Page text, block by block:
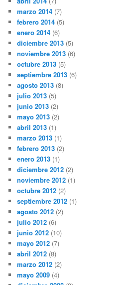
marzo 2014 (7)
febrero 2014 (5)
enero 2014 (6)
diciembre 2013 (5)
noviembre 2013 (6)
octubre 2013 (5)
septiembre 2013 (6)
agosto 2013 (8)
julio 2013 (5)
junio 2013 (2)
mayo 2013 (2)
abril 2013 (1)
marzo 2013 (1)
febrero 2013 (2)
enero 2013 (1)
diciembre 2012 (2)
noviembre 2012 (1)
octubre 2012 (2)
septiembre 2012 (1)
agosto 2012 (2)
julio 2012 (6)
junio 2012 (10)
mayo 2012 (7)
abril 2012 (8)
marzo 2012 (2)
mayo 2009 (4)